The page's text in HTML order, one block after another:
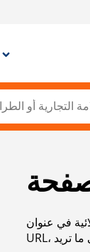
في عنوان